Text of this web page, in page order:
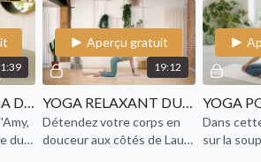
ROUTINE DE YOGA DU MATIN
du
19:12
Aperçu gratuit
YOGA RELAXANT DU SOIR
Détendez votre corps en
douceur aux côtés de Laura
Dans
sur la